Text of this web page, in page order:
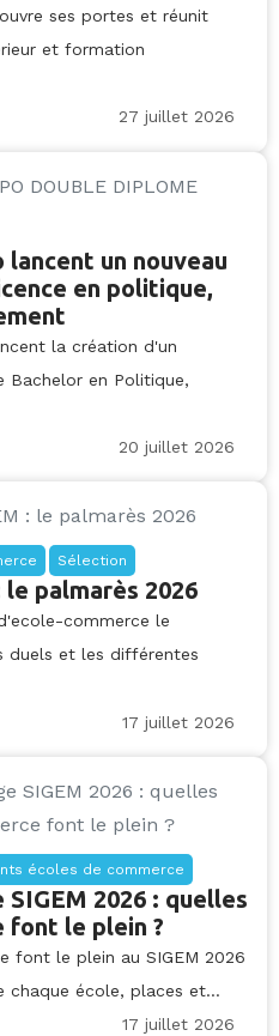
ses portes et réunit
et formation
27 juillet 2026
lancent un nouveau
en politique,
la création d'un
Bachelor en Politique,
20 juillet 2026
Sélection
le palmarès 2026
commerce le
duels et les différentes
17 juillet 2026
écoles de commerce
2026 : quelles
font le plein ?
font le plein au SIGEM 2026
chaque école, places et...
17 juillet 2026